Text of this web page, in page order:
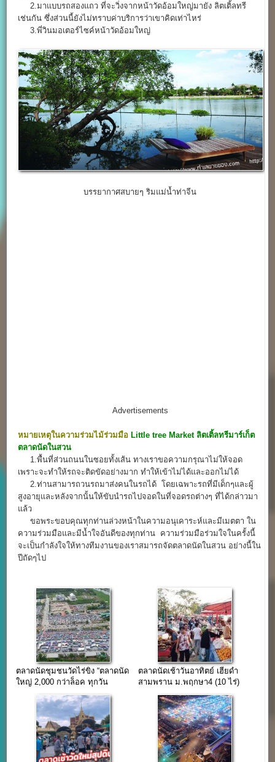
2.มาแบบรถสองแถว ที่จะวิ่งจากหน้าวัดอ้อมใหญ่มายัง ลิตเติ้ลทรี
เช่นกัน ซึ่งส่วนนี้ยังไม่ทราบค่าบริการว่าเขาคิดเท่าไหร่
3.พี่วินมอเตอร์ไซค์หน้าวัดอ้อมใหญ่
บรรยากาศสบายๆ ริมแม่น้ำท่าจีน
Advertisements
หมายเหตุในความร่วมไม้ร่วมมือ Little tree Market ลิตเติ้ลทรีมาร์เก็ต
ตลาดนัดในสวน
1.พื้นที่ส่วนถนนในซอยทั้งเส้น ทางเราขอความกรุณาไม่ให้จอด
เพราะจะทำให้รถจะติดขัดอย่างมาก ทำให้เข้าไม่ได้และออกไม่ได้
2.ท่านสามารถวนรถมาส่งคนในรถได้ โดยเฉพาะรถที่มีเด็กๆและผู้
สูงอายุและหลังจากนั้นให้ขับนำรถไปจอดในที่จอดรถต่างๆ ที่ได้กล่าวมา
แล้ว
ขอพระขอบคุณทุกท่านล่วงหน้าในความอนุเคาระห์และมีเมตตา ใน
ความร่วมมือและมีน้ำใจอันดีของทุกท่าน ความร่วมมือร่วมใจในครั้งนี้
จะเป็นกำลังใจให้ทางทีมงานของเราสมารถจัดตลาดนัดในสวน อย่างนี้ใน
ปีถัดๆไป
ตลาดนัดชุมชนวัดไร่ขิง “ตลาดนัด
ใหญ่ 2,000 กว่าล็อค ทุกวัน
ตลาดนัดเช้าวันอาทิตย์ เฮียดำ
สามพราน ม.พฤกษา4 (10 ไร่)